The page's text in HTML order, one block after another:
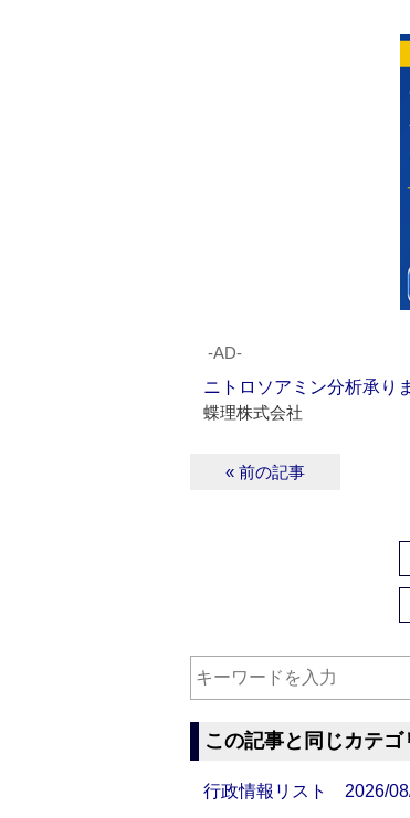
‐AD‐
ニトロソアミン分析承
蝶理株式会社
« 前の記事
この記事と同じカテ
行政情報リスト 2026/